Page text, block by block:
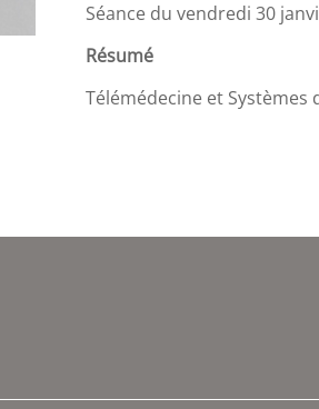
Séance du vendredi 30
Résumé
Télémédecine et Systèmes